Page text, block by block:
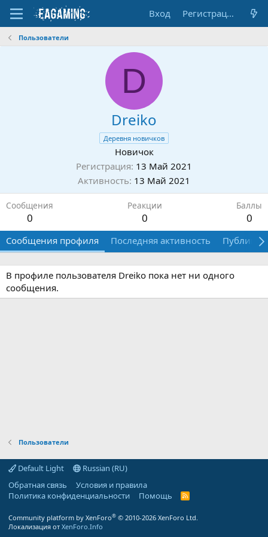
Вход Регистрация
Пользователи
D
Dreiko
Деревня новичков
Новичок
Регистрация 13 Май 2021
Активность 13 Май 2021
Сообщения
0
Реакции
0
Баллы
0
Сообщения профиля Последняя активность
В профиле пользователя Dreiko пока нет ни одного
сообщения.
Пользователи
Default Light
Russian (RU)
Обратная связь
Условия и правила
Политика конфиденциальности
Помощь
R
Community platform by XenForo® © 2010-2026 XenForo Ltd.
Локализация от XenForo.Info